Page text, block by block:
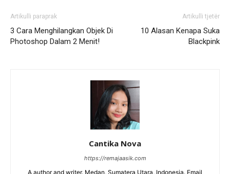
Artikulli paraprak
3 Cara Menghilangkan Objek Di
Photoshop Dalam 2 Menit!
Artikulli tjetër
10 Alasan Kenapa Suka
Blackpink
Cantika Nova
https://remajaasik.com
A author and writer. Medan, Sumatera Utara, Indonesia. Email